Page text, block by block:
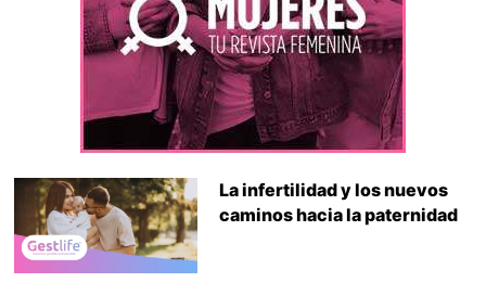
La infertilidad y los nuevos
caminos hacia la paternidad